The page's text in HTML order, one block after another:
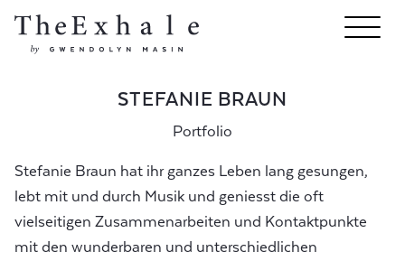
STEFANIE BRAUN
Portfolio
Stefanie Braun hat ihr ganzes Leben lang gesungen,
lebt mit und durch Musik und geniesst die oft
vielseitigen Zusammenarbeiten und Kontaktpunkte
mit den wunderbaren und unterschiedlichen